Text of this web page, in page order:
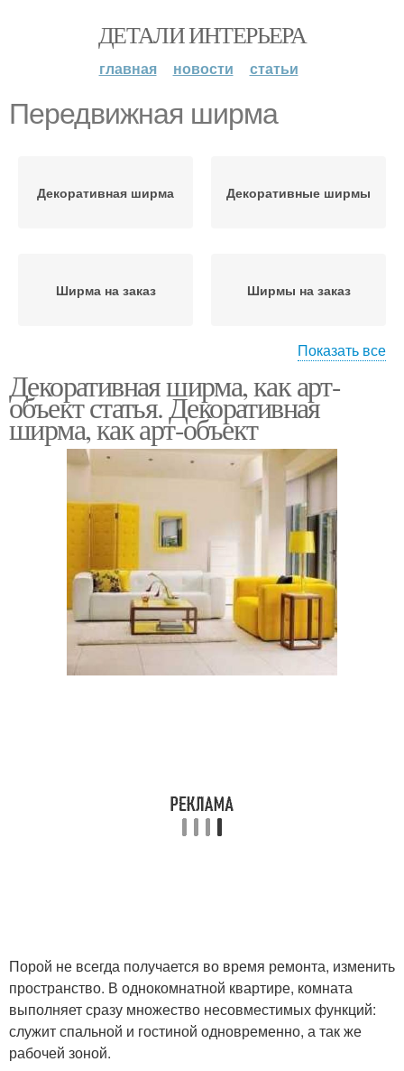
ДЕТАЛИ ИНТЕРЬЕРА
главная новости статьи
Передвижная ширма
Декоративная ширма Декоративные ширмы
Ширма на заказ Ширмы на заказ
Трехстворчатая ширма
Показать все
Декоративная ширма, как арт-
объект статья. Декоративная
ширма, как арт-объект
Порой не всегда получается во время ремонта, изменить
пространство. В однокомнатной квартире, комната
выполняет сразу множество несовместимых функций:
служит спальной и гостиной одновременно, а так же
рабочей зоной.